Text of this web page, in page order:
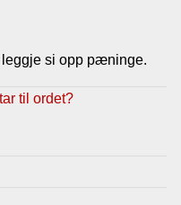
si opp pæninge.
til ordet?